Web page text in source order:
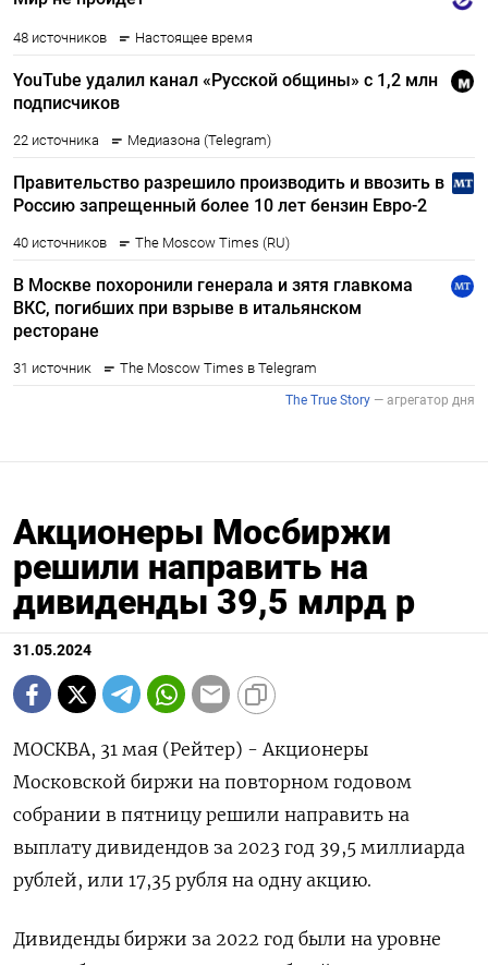
Акционеры Мосбиржи
решили направить на
дивиденды 39,5 млрд р
31.05.2024
МОСКВА, 31 мая (Рейтер) - Акционеры
Московской биржи на повторном годовом
собрании в пятницу решили направить на
выплату дивидендов за 2023 год 39,5 миллиарда
рублей, или 17,35 рубля на одну акцию.
Дивиденды биржи за 2022 год были на уровне